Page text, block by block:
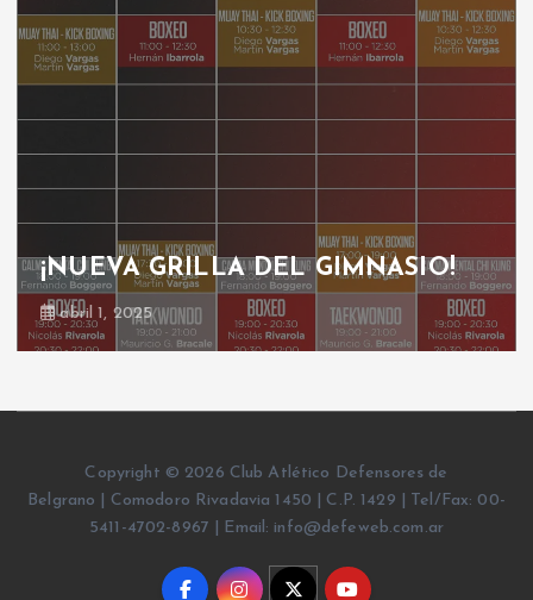
¡NUEVA GRILLA DEL GIMNASIO!
abril 1, 2025
Copyright © 2026 Club Atlético Defensores de
Belgrano | Comodoro Rivadavia 1450 | C.P. 1429 | Tel/Fax: 00-
5411-4702-8967 | Email: info@defeweb.com.ar